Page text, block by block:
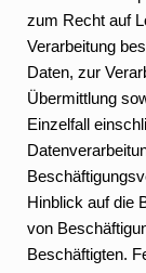
zum Recht auf
Verarbeitung
Daten, zur
Übermittlung
Einzelfall
Hinblick auf die
von
Beschäftigten.